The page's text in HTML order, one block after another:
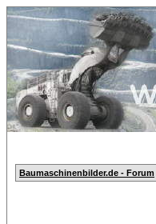
Baumaschinenbilder.de - Forum